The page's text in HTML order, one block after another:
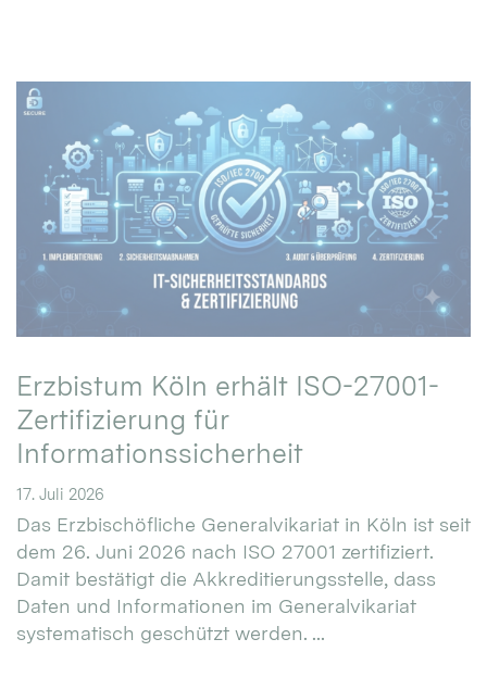
Erzbistum Köln erhält ISO-27001-
Zertifizierung für
Informationssicherheit
17. Juli 2026
Das Erzbischöfliche Generalvikariat in Köln ist seit
dem 26. Juni 2026 nach ISO 27001 zertifiziert.
Damit bestätigt die Akkreditierungsstelle, dass
Daten und Informationen im Generalvikariat
systematisch geschützt werden. ...